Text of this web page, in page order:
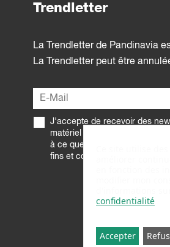
Trendletter
La Trendletter de Pandinavia
La Trendletter peut être
J'accepte de recevoir des
matériel promotionnel de la
à ce que Pandinavia traite
fins et comme décrit dans la
confidentialité
Accepter